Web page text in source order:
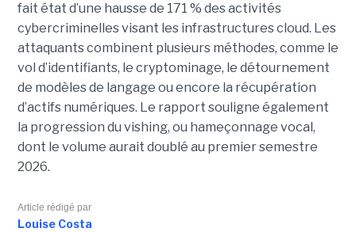
fait état d’une hausse de 171 % des activités
cybercriminelles visant les infrastructures cloud. Les
attaquants combinent plusieurs méthodes, comme le
vol d’identifiants, le cryptominage, le détournement
de modèles de langage ou encore la récupération
d’actifs numériques. Le rapport souligne également
la progression du vishing, ou hameçonnage vocal,
dont le volume aurait doublé au premier semestre
2026.
Article rédigé par
Louise Costa